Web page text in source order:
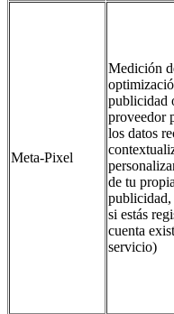
Meta-Pixel
Medición
publicidad
proveedor
los datos
de tu
publicidad,
si estás
cuenta
servicio)